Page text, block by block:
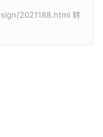
2021188.html 转